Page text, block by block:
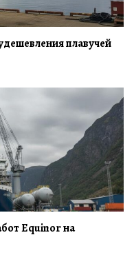
плавучей
Equinor на